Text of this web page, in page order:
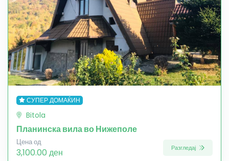
СУПЕР ДОМАЌИН
Bitola
Планинска вила во Нижеполе
Цена од
3,100.00 ден Разгледај